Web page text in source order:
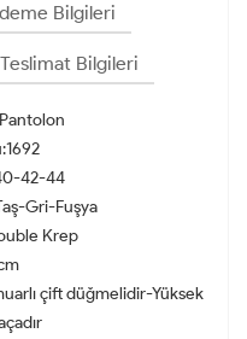
Bilgileri
Teslimat Bilgileri
42-44
Gri-Fuşya
Krep
çift düğmelidir-Yüksek